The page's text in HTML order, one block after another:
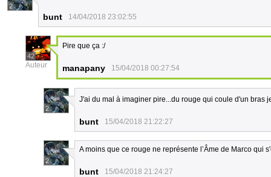
2
bunt 14/04/2018 23:02:55
42
Auteur
Pire que ça :/
manapany 15/04/2018 00:27:54
2
J'ai du mal à imaginer pire...du rouge qui coule d'un bras
bunt 15/04/2018 21:22:27
2
A moins que ce rouge ne représente l’Âme de Marco qui
bunt 15/04/2018 21:24:27